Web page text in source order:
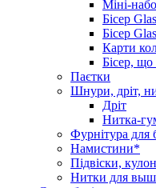
Міні-
Бісер
Бісер
Карти
Бісер, що
Паєтки
Шнури, дріт,
Дріт
Нитка-
Фурнітура для
Намистини*
Підвіски,
Нитки для